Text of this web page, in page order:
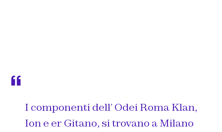
I componenti dell’ Odei Roma Klan,
Ion e er Gitano, si trovano a Milano